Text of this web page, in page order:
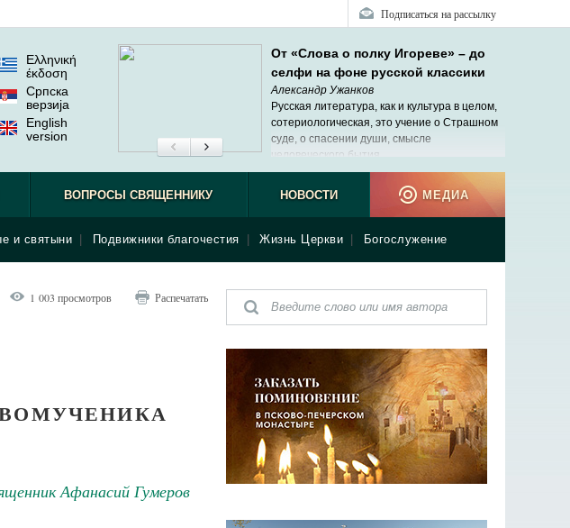
Подписаться на рассылку
Ελληνική
έκδοση
Српска
верзиjа
English
version
От «Слова о полку Игореве» – до
селфи на фоне русской классики
Александр Ужанков
Русская литература, как и культура в целом,
сотериологическая, это учение о Страшном
суде, о спасении души, смысле
человеческого бытия.
и святыни Подвижники благочестия Жизнь Церкви Богослужение
ВОПРОСЫ СВЯЩЕННИКУ НОВОСТИ МЕДИА
1 003 просмотров Распечатать
Афанасий Гумеров